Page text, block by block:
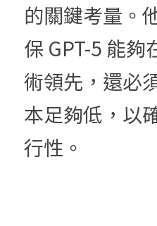
的關鍵考量。
保 GPT-5 能夠
術領先，還必
本足夠低，以
行性。